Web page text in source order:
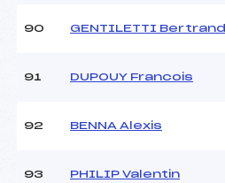
90 GENTILETTI Bertrand
91 DUPOUY Francois
92 BENNA Alexis
93 PHILIP Valentin